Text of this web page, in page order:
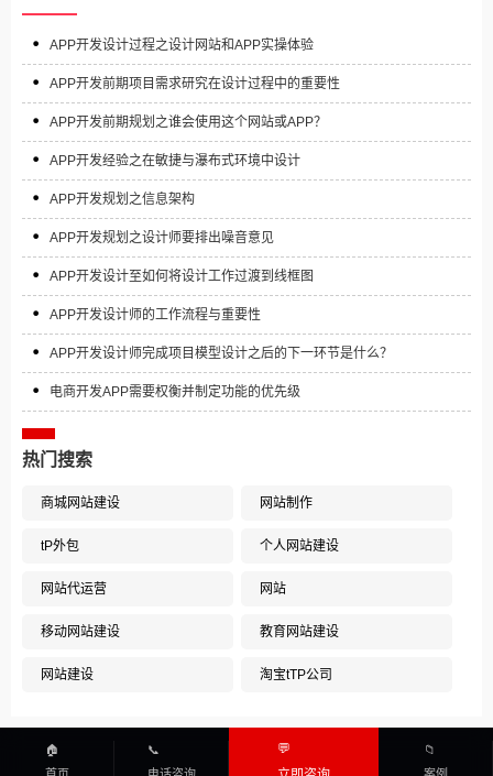
APP开发设计过程之设计网站和APP实操体验
APP开发前期项目需求研究在设计过程中的重要性
APP开发前期规划之谁会使用这个网站或APP？
APP开发经验之在敏捷与瀑布式环境中设计
APP开发规划之信息架构
APP开发规划之设计师要排出噪音意见
APP开发设计至如何将设计工作过渡到线框图
APP开发设计师的工作流程与重要性
APP开发设计师完成项目模型设计之后的下一环节是什么？
电商开发APP需要权衡并制定功能的优先级
热门搜索
商城网站建设 网站制作
tP外包 个人网站建设
网站代运营 网站
移动网站建设 教育网站建设
网站建设 淘宝tTP公司
🏠
📞
💬
📁